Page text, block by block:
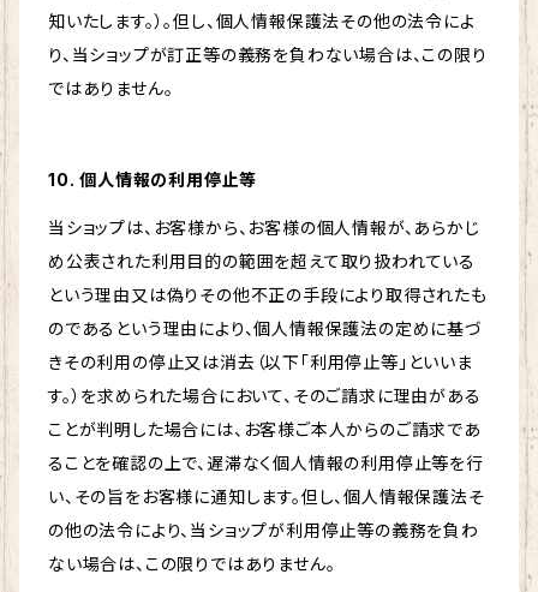
知いたします。）。但し、個人情報保護法その他の法令によ
り、当ショップが訂正等の義務を負わない場合は、この限り
ではありません。
10. 個人情報の利用停止等
当ショップは、お客様から、お客様の個人情報が、あらかじ
め公表された利用目的の範囲を超えて取り扱われている
という理由又は偽りその他不正の手段により取得されたも
のであるという理由により、個人情報保護法の定めに基づ
きその利用の停止又は消去（以下「利用停止等」といいま
す。）を求められた場合において、そのご請求に理由がある
ことが判明した場合には、お客様ご本人からのご請求であ
ることを確認の上で、遅滞なく個人情報の利用停止等を行
い、その旨をお客様に通知します。但し、個人情報保護法そ
の他の法令により、当ショップが利用停止等の義務を負わ
ない場合は、この限りではありません。